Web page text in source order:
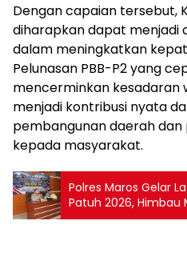
Dengan capaian tersebut,
diharapkan dapat menjadi
dalam meningkatkan
Pelunasan PBB-P2 yang
mencerminkan kesadaran
menjadi kontribusi nyata
pembangunan daerah
kepada masyarakat.
Polres Maros Gelar
Patuh 2026, Himbau
Berlalulintas